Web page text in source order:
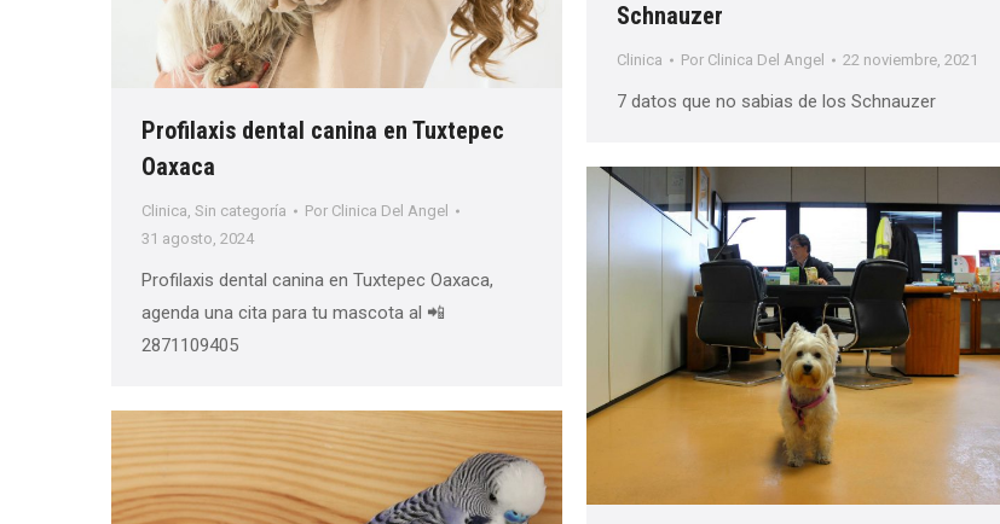
Profilaxis dental canina en Tuxtepec
Oaxaca
Clinica, Sin categoría Por Clinica Del Angel
31 agosto, 2024
Profilaxis dental canina en Tuxtepec Oaxaca,
agenda una cita para tu mascota al 📲
2871109405
Schnauzer
Clinica Por Clinica Del Angel 22 noviembre, 2021
7 datos que no sabias de los Schnauzer